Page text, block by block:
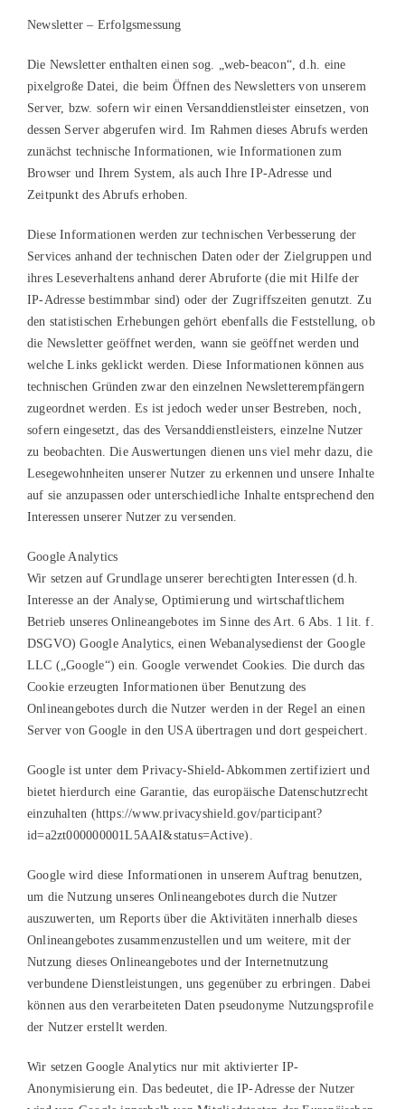
Newsletter – Erfolgsmessung
Die Newsletter enthalten einen sog. „web-beacon“, d.h. eine
pixelgroße Datei, die beim Öffnen des Newsletters von unserem
Server, bzw. sofern wir einen Versanddienstleister einsetzen, von
dessen Server abgerufen wird. Im Rahmen dieses Abrufs werden
zunächst technische Informationen, wie Informationen zum
Browser und Ihrem System, als auch Ihre IP-Adresse und
Zeitpunkt des Abrufs erhoben.
Diese Informationen werden zur technischen Verbesserung der
Services anhand der technischen Daten oder der Zielgruppen und
ihres Leseverhaltens anhand derer Abruforte (die mit Hilfe der
IP-Adresse bestimmbar sind) oder der Zugriffszeiten genutzt. Zu
den statistischen Erhebungen gehört ebenfalls die Feststellung, ob
die Newsletter geöffnet werden, wann sie geöffnet werden und
welche Links geklickt werden. Diese Informationen können aus
technischen Gründen zwar den einzelnen Newsletterempfängern
zugeordnet werden. Es ist jedoch weder unser Bestreben, noch,
sofern eingesetzt, das des Versanddienstleisters, einzelne Nutzer
zu beobachten. Die Auswertungen dienen uns viel mehr dazu, die
Lesegewohnheiten unserer Nutzer zu erkennen und unsere Inhalte
auf sie anzupassen oder unterschiedliche Inhalte entsprechend den
Interessen unserer Nutzer zu versenden.
Google Analytics
Wir setzen auf Grundlage unserer berechtigten Interessen (d.h.
Interesse an der Analyse, Optimierung und wirtschaftlichem
Betrieb unseres Onlineangebotes im Sinne des Art. 6 Abs. 1 lit. f.
DSGVO) Google Analytics, einen Webanalysedienst der Google
LLC („Google“) ein. Google verwendet Cookies. Die durch das
Cookie erzeugten Informationen über Benutzung des
Onlineangebotes durch die Nutzer werden in der Regel an einen
Server von Google in den USA übertragen und dort gespeichert.
Google ist unter dem Privacy-Shield-Abkommen zertifiziert und
bietet hierdurch eine Garantie, das europäische Datenschutzrecht
einzuhalten (https://www.privacyshield.gov/participant?
id=a2zt000000001L5AAI&status=Active).
Google wird diese Informationen in unserem Auftrag benutzen,
um die Nutzung unseres Onlineangebotes durch die Nutzer
auszuwerten, um Reports über die Aktivitäten innerhalb dieses
Onlineangebotes zusammenzustellen und um weitere, mit der
Nutzung dieses Onlineangebotes und der Internetnutzung
verbundene Dienstleistungen, uns gegenüber zu erbringen. Dabei
können aus den verarbeiteten Daten pseudonyme Nutzungsprofile
der Nutzer erstellt werden.
Wir setzen Google Analytics nur mit aktivierter IP-
Anonymisierung ein. Das bedeutet, die IP-Adresse der Nutzer